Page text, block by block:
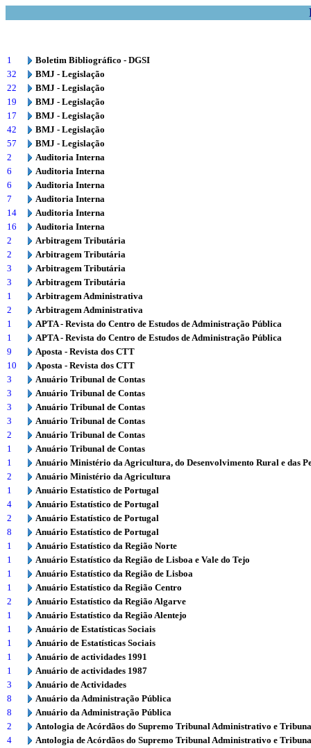
1
Boletim Bibliográfico - DGSI
32
BMJ - Legislação
22
BMJ - Legislação
19
BMJ - Legislação
17
BMJ - Legislação
42
BMJ - Legislação
57
BMJ - Legislação
2
Auditoria Interna
6
Auditoria Interna
6
Auditoria Interna
7
Auditoria Interna
14
Auditoria Interna
16
Auditoria Interna
2
Arbitragem Tributária
2
Arbitragem Tributária
3
Arbitragem Tributária
3
Arbitragem Tributária
1
Arbitragem Administrativa
2
Arbitragem Administrativa
1
APTA - Revista do Centro de Estudos de Administração Pública
1
APTA - Revista do Centro de Estudos de Administração Pública
9
Aposta - Revista dos CTT
10
Aposta - Revista dos CTT
3
Anuário Tribunal de Contas
3
Anuário Tribunal de Contas
3
Anuário Tribunal de Contas
3
Anuário Tribunal de Contas
2
Anuário Tribunal de Contas
1
Anuário Tribunal de Contas
1
Anuário Ministério da Agricultura, do Desenvolvimento Rural e das
2
Anuário Ministério da Agricultura
1
Anuário Estatístico de Portugal
4
Anuário Estatístico de Portugal
2
Anuário Estatístico de Portugal
8
Anuário Estatístico de Portugal
1
Anuário Estatístico da Região Norte
1
Anuário Estatístico da Região de Lisboa e Vale do Tejo
1
Anuário Estatístico da Região de Lisboa
1
Anuário Estatístico da Região Centro
2
Anuário Estatístico da Região Algarve
1
Anuário Estatístico da Região Alentejo
1
Anuário de Estatísticas Sociais
1
Anuário de Estatísticas Sociais
1
Anuário de actividades 1991
1
Anuário de actividades 1987
3
Anuário de Actividades
8
Anuário da Administração Pública
8
Anuário da Administração Pública
2
Antologia de Acórdãos do Supremo Tribunal Administrativo e
4
Antologia de Acórdãos do Supremo Tribunal Administrativo e